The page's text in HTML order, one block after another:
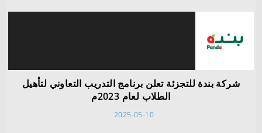
شركة بندة للتجزئة تعلن برنامج التدريب التعاوني لتأهيل
الطلاب لعام 2023م
2025-05-10